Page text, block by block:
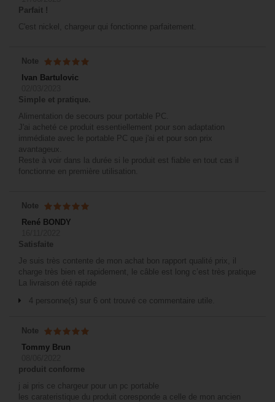
Parfait !
C'est nickel, chargeur qui fonctionne parfaitement.
Note
Ivan Bartulovic
Simple et pratique.
Alimentation de secours pour portable PC.
J'ai acheté ce produit essentiellement pour son adaptation
immédiate avec le portable PC que j'ai et pour son prix
avantageux.
Reste à voir dans la durée si le produit est fiable en tout cas il
fonctionne en première utilisation.
Note
René BONDY
Satisfaite
Je suis très contente de mon achat bon rapport qualité prix, il
charge très bien et rapidement, le câble est long c’est très pratique
La livraison été rapide
4 personne(s) sur 6 ont trouvé ce commentaire utile.
Note
Tommy Brun
produit conforme
j ai pris ce chargeur pour un pc portable
les carateristique du produit coresponde a celle de mon ancien